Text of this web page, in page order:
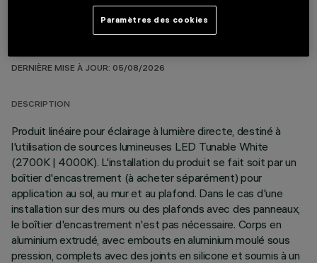
DERNIÈRE MISE À JOUR: 05/08/2026
DESCRIPTION
Produit linéaire pour éclairage à lumière directe, destiné à
l'utilisation de sources lumineuses LED Tunable White
(2700K | 4000K). L'installation du produit se fait soit par un
boîtier d'encastrement (à acheter séparément) pour
application au sol, au mur et au plafond. Dans le cas d'une
installation sur des murs ou des plafonds avec des panneaux,
le boîtier d'encastrement n'est pas nécessaire. Corps en
aluminium extrudé, avec embouts en aluminium moulé sous
pression, complets avec des joints en silicone et soumis à un
Paramètres des cookies